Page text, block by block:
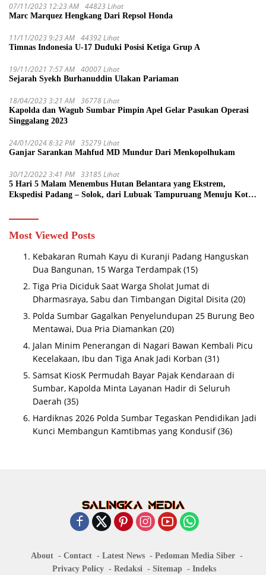
07/11/2023 12:23 AM 44823 Lihat
Marc Marquez Hengkang Dari Repsol Honda
11/11/2023 9:23 AM 44392 Lihat
Timnas Indonesia U-17 Duduki Posisi Ketiga Grup A
19/11/2021 7:57 AM 40007 Lihat
Sejarah Syekh Burhanuddin Ulakan Pariaman
18/04/2023 3:21 AM 36778 Lihat
Kapolda dan Wagub Sumbar Pimpin Apel Gelar Pasukan Operasi
Singgalang 2023
24/01/2024 8:32 PM 35279 Lihat
Ganjar Sarankan Mahfud MD Mundur Dari Menkopolhukam
30/12/2022 3:41 PM 33185 Lihat
5 Hari 5 Malam Menembus Hutan Belantara yang Ekstrem,
Ekspedisi Padang – Solok, dari Lubuak Tampuruang Menuju Koto
Most Viewed Posts
Kebakaran Rumah Kayu di Kuranji Padang Hanguskan
Dua Bangunan, 15 Warga Terdampak (15)
Tiga Pria Diciduk Saat Warga Sholat Jumat di
Dharmasraya, Sabu dan Timbangan Digital Disita (20)
Polda Sumbar Gagalkan Penyelundupan 25 Burung Beo
Mentawai, Dua Pria Diamankan (20)
Jalan Minim Penerangan di Nagari Bawan Kembali Picu
Kecelakaan, Ibu dan Tiga Anak Jadi Korban (31)
Samsat KiosK Permudah Bayar Pajak Kendaraan di
Sumbar, Kapolda Minta Layanan Hadir di Seluruh
Daerah (35)
Hardiknas 2026 Polda Sumbar Tegaskan Pendidikan Jadi
Kunci Membangun Kamtibmas yang Kondusif (36)
About Contact Latest News
Pedoman Media Siber
Privacy Policy
Redaksi Sitemap Indeks